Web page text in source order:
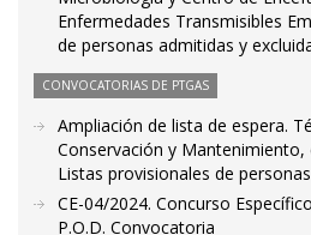
Enfermedades Transmisibles
de personas admitidas y
CONVOCATORIAS DE PTGAS
Ampliación de lista de espera.
Conservación y Mantenimiento,
Listas provisionales de
CE-04/2024. Concurso
P.O.D. Convocatoria